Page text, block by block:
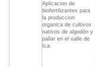
Aplicacion de
biofertilizantes para
la produccion
organica de cultivos
nativos de algodón y
pallar en el valle de
Ica